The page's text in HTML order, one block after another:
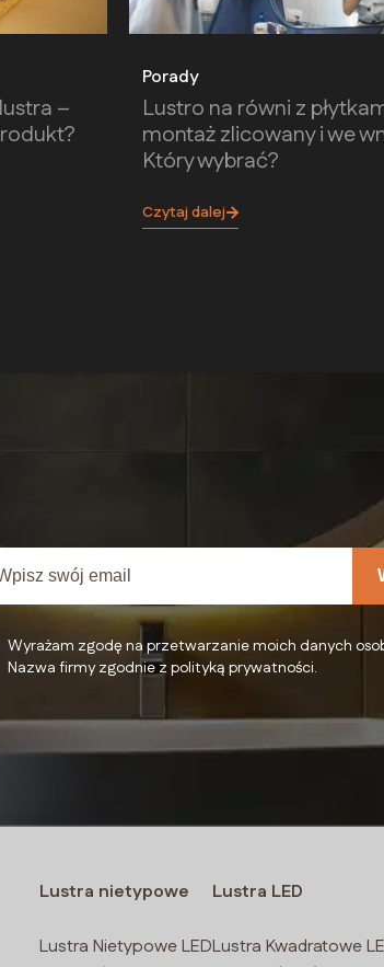
–
Porady
Lustro na równi z
montaż zlicowany i we
Który wybrać?
Czytaj dalej
Wyrażam zgodę na przetwarzanie moich danych
Nazwa firmy zgodnie z polityką prywatności.
Lustra nietypowe
Lustra Nietypowe LED
Lustra LED
Lustra Kwadratowe